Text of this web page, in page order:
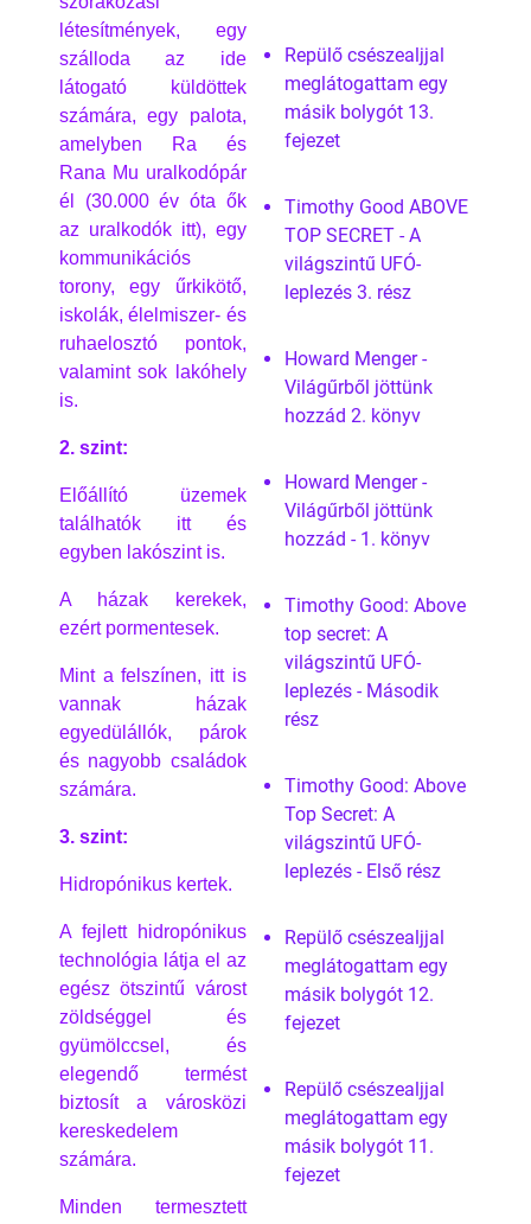
létesítmények, egy
szálloda az ide
látogató küldöttek
számára, egy palota,
amelyben Ra és
Rana Mu uralkodópár
él (30.000 év óta ők
az uralkodók itt), egy
kommunikációs
torony, egy űrkikötő,
iskolák, élelmiszer- és
ruhaelosztó pontok,
valamint sok lakóhely
is.
2. szint:
Előállító üzemek
találhatók itt és
egyben lakószint is.
A házak kerekek,
ezért pormentesek.
Mint a felszínen, itt is
vannak házak
egyedülállók, párok
és nagyobb családok
számára.
3. szint:
Hidropónikus kertek.
A fejlett hidropónikus
technológia látja el az
egész ötszintű várost
zöldséggel és
gyümölccsel, és
elegendő termést
biztosít a városközi
kereskedelem
számára.
Minden termesztett
Repülő csészealjjal
meglátogattam egy
másik bolygót 13.
fejezet
Timothy Good ABOVE
TOP SECRET - A
világszintű UFÓ-
leplezés 3. rész
Howard Menger -
Világűrből jöttünk
hozzád 2. könyv
Howard Menger -
Világűrből jöttünk
hozzád - 1. könyv
Timothy Good: Above
top secret: A
világszintű UFÓ-
leplezés - Második
rész
Timothy Good: Above
Top Secret: A
világszintű UFÓ-
leplezés - Első rész
Repülő csészealjjal
meglátogattam egy
másik bolygót 12.
fejezet
Repülő csészealjjal
meglátogattam egy
másik bolygót 11.
fejezet